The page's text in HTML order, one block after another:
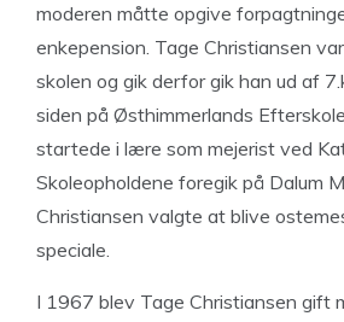
moderen måtte opgive
enkepension. Tage Christiansen
skolen og gik derfor gik han ud af
siden på Østhimmerlands
startede i lære som mejerist ved
Skoleopholdene foregik på Dalum
Christiansen valgte at blive
speciale.
I 1967 blev Tage Christiansen gift